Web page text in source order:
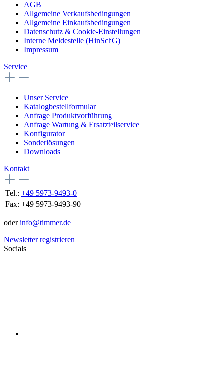
AGB
Allgemeine Verkaufsbedingungen
Allgemeine Einkaufsbedingungen
Datenschutz & Cookie-Einstellungen
Interne Meldestelle (HinSchG)
Impressum
Service
Unser Service
Katalogbestellformular
Anfrage Produktvorführung
Anfrage Wartung & Ersatzteilservice
Konfigurator
Sonderlösungen
Downloads
Kontakt
Tel.: +49 5973-9493-0
Fax: +49 5973-9493-90
oderinfo@timmer.de
Newsletter registrieren
Socials